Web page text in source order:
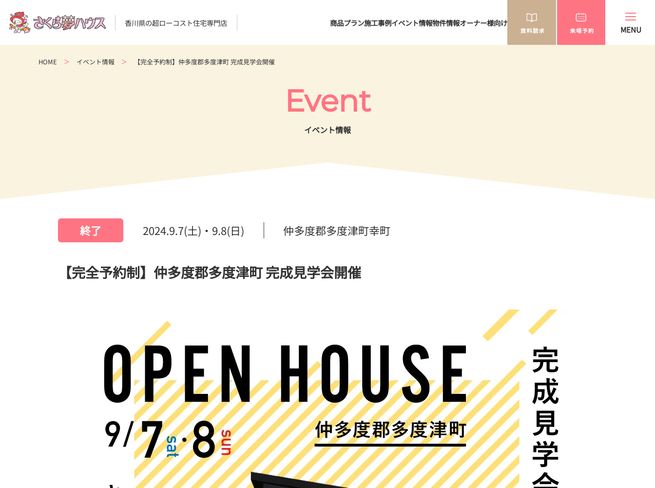
香川県の超ローコスト住宅専門店 商品プラン施工事例イベント情報物件情報オーナー様向け
HOME イベント情報 【完全予約制】仲多度郡多度津町 完成見学会開催
Event
イベント情報
終了 2024.9.7(土)・9.8(日) 仲多度郡多度津町幸町
【完全予約制】仲多度郡多度津町 完成見学会開催